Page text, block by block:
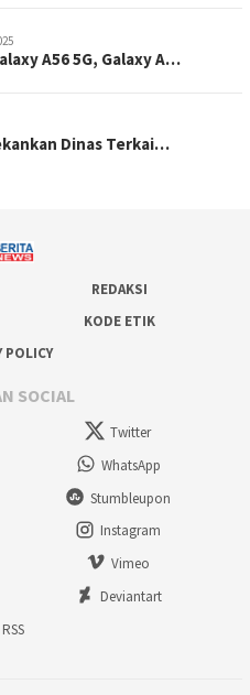
A56 5G, Galaxy A…
Dinas Terkai…
REDAKSI
KODE ETIK
POLICY
SOCIAL
Twitter
WhatsApp
Stumbleupon
Instagram
Vimeo
Deviantart
RSS